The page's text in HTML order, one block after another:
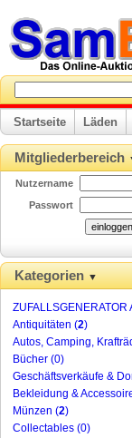
Startseite Läden
Mitgliederbereich
Nutzername
Passwort
Kategorien▼
ZUFALLSGENERATOR
Antiquitäten (2)
Autos, Camping,
Bücher (0)
Geschäftsverkäufe &
Bekleidung &
Münzen (2)
Collectables (0)